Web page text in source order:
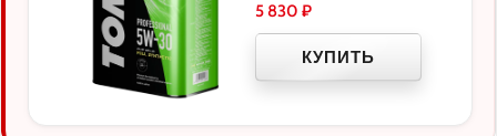
5 830 ₽
КУПИТЬ